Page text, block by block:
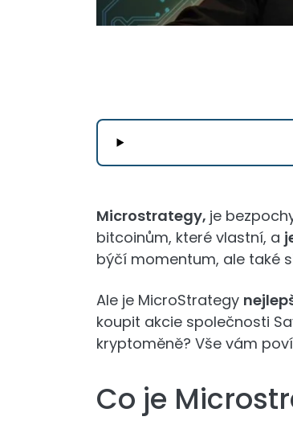
Microstrategy, je
bitcoinům, které vlastní, a
býčí momentum, ale také
Ale je MicroStrategy
koupit akcie společnosti
kryptoměně? Vše vám
Co je